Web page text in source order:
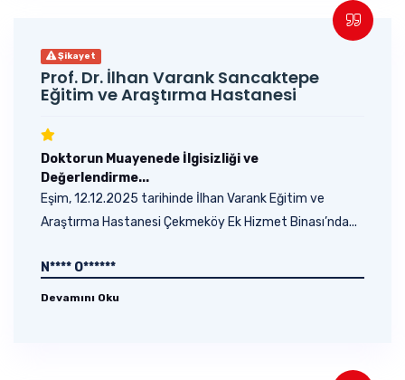
Şikayet
Prof. Dr. İlhan Varank Sancaktepe
Eğitim ve Araştırma Hastanesi
Doktorun Muayenede İlgisizliği ve
Değerlendirme...
Eşim, 12.12.2025 tarihinde İlhan Varank Eğitim ve
Araştırma Hastanesi Çekmeköy Ek Hizmet Binası’nda...
N**** O******
Devamını Oku